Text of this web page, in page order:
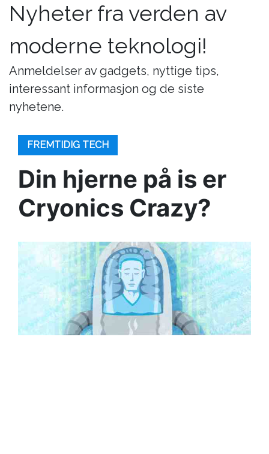
Nyheter fra verden av
moderne teknologi!
Anmeldelser av gadgets, nyttige tips,
interessant informasjon og de siste
nyhetene.
FREMTIDIG TECH
Din hjerne på is er
Cryonics Crazy?